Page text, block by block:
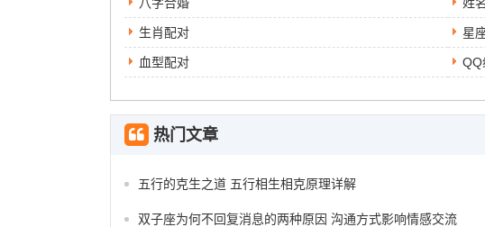
生肖配对 星
血型配对 QQ
热门文章
五行的克生之道 五行相生相克原理详解
双子座为何不回复消息的两种原因 沟通方式影响情感交流